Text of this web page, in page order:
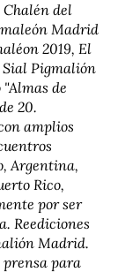
del
Madrid
2019, El
Pigmalión
de
20.
amplios
Argentina,
Rico,
por ser
Reediciones
Madrid.
para